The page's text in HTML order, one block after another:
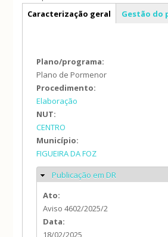
Info geral
Caracterização geral Gestão do
Plano/programa:
Plano de Pormenor
Procedimento:
Elaboração
NUT:
CENTRO
Município:
FIGUEIRA DA FOZ
Ocultar
Publicação em DR
Ato:
Aviso 4602/2025/2
Data:
18/02/2025